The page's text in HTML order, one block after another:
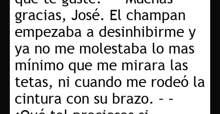
gracias, José. El champan
empezaba a desinhibirme y
ya no me molestaba lo mas
mínimo que me mirara las
tetas, ni cuando me rodeó la
cintura con su brazo. – –